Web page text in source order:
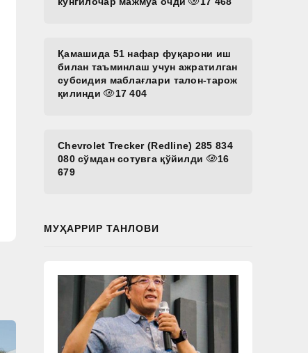
Қамашида 51 нафар фуқарони иш
билан таъминлаш учун ажратилган
субсидия маблағлари талон-тарож
қилинди
17 404
Chevrolet Trecker (Redline) 285 834
080 сўмдан сотувга қўйилди
16
679
МУҲАРРИР ТАНЛОВИ